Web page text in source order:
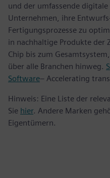
und der umfassende
Unternehmen, ihre
Fertigungsprozesse zu
in nachhaltige Produkte der
Chip bis zum
über alle Branchen hinweg.
Software– Accelerating
Hinweis: Eine Liste der
Sie hier. Andere Marken
Eigentümern.